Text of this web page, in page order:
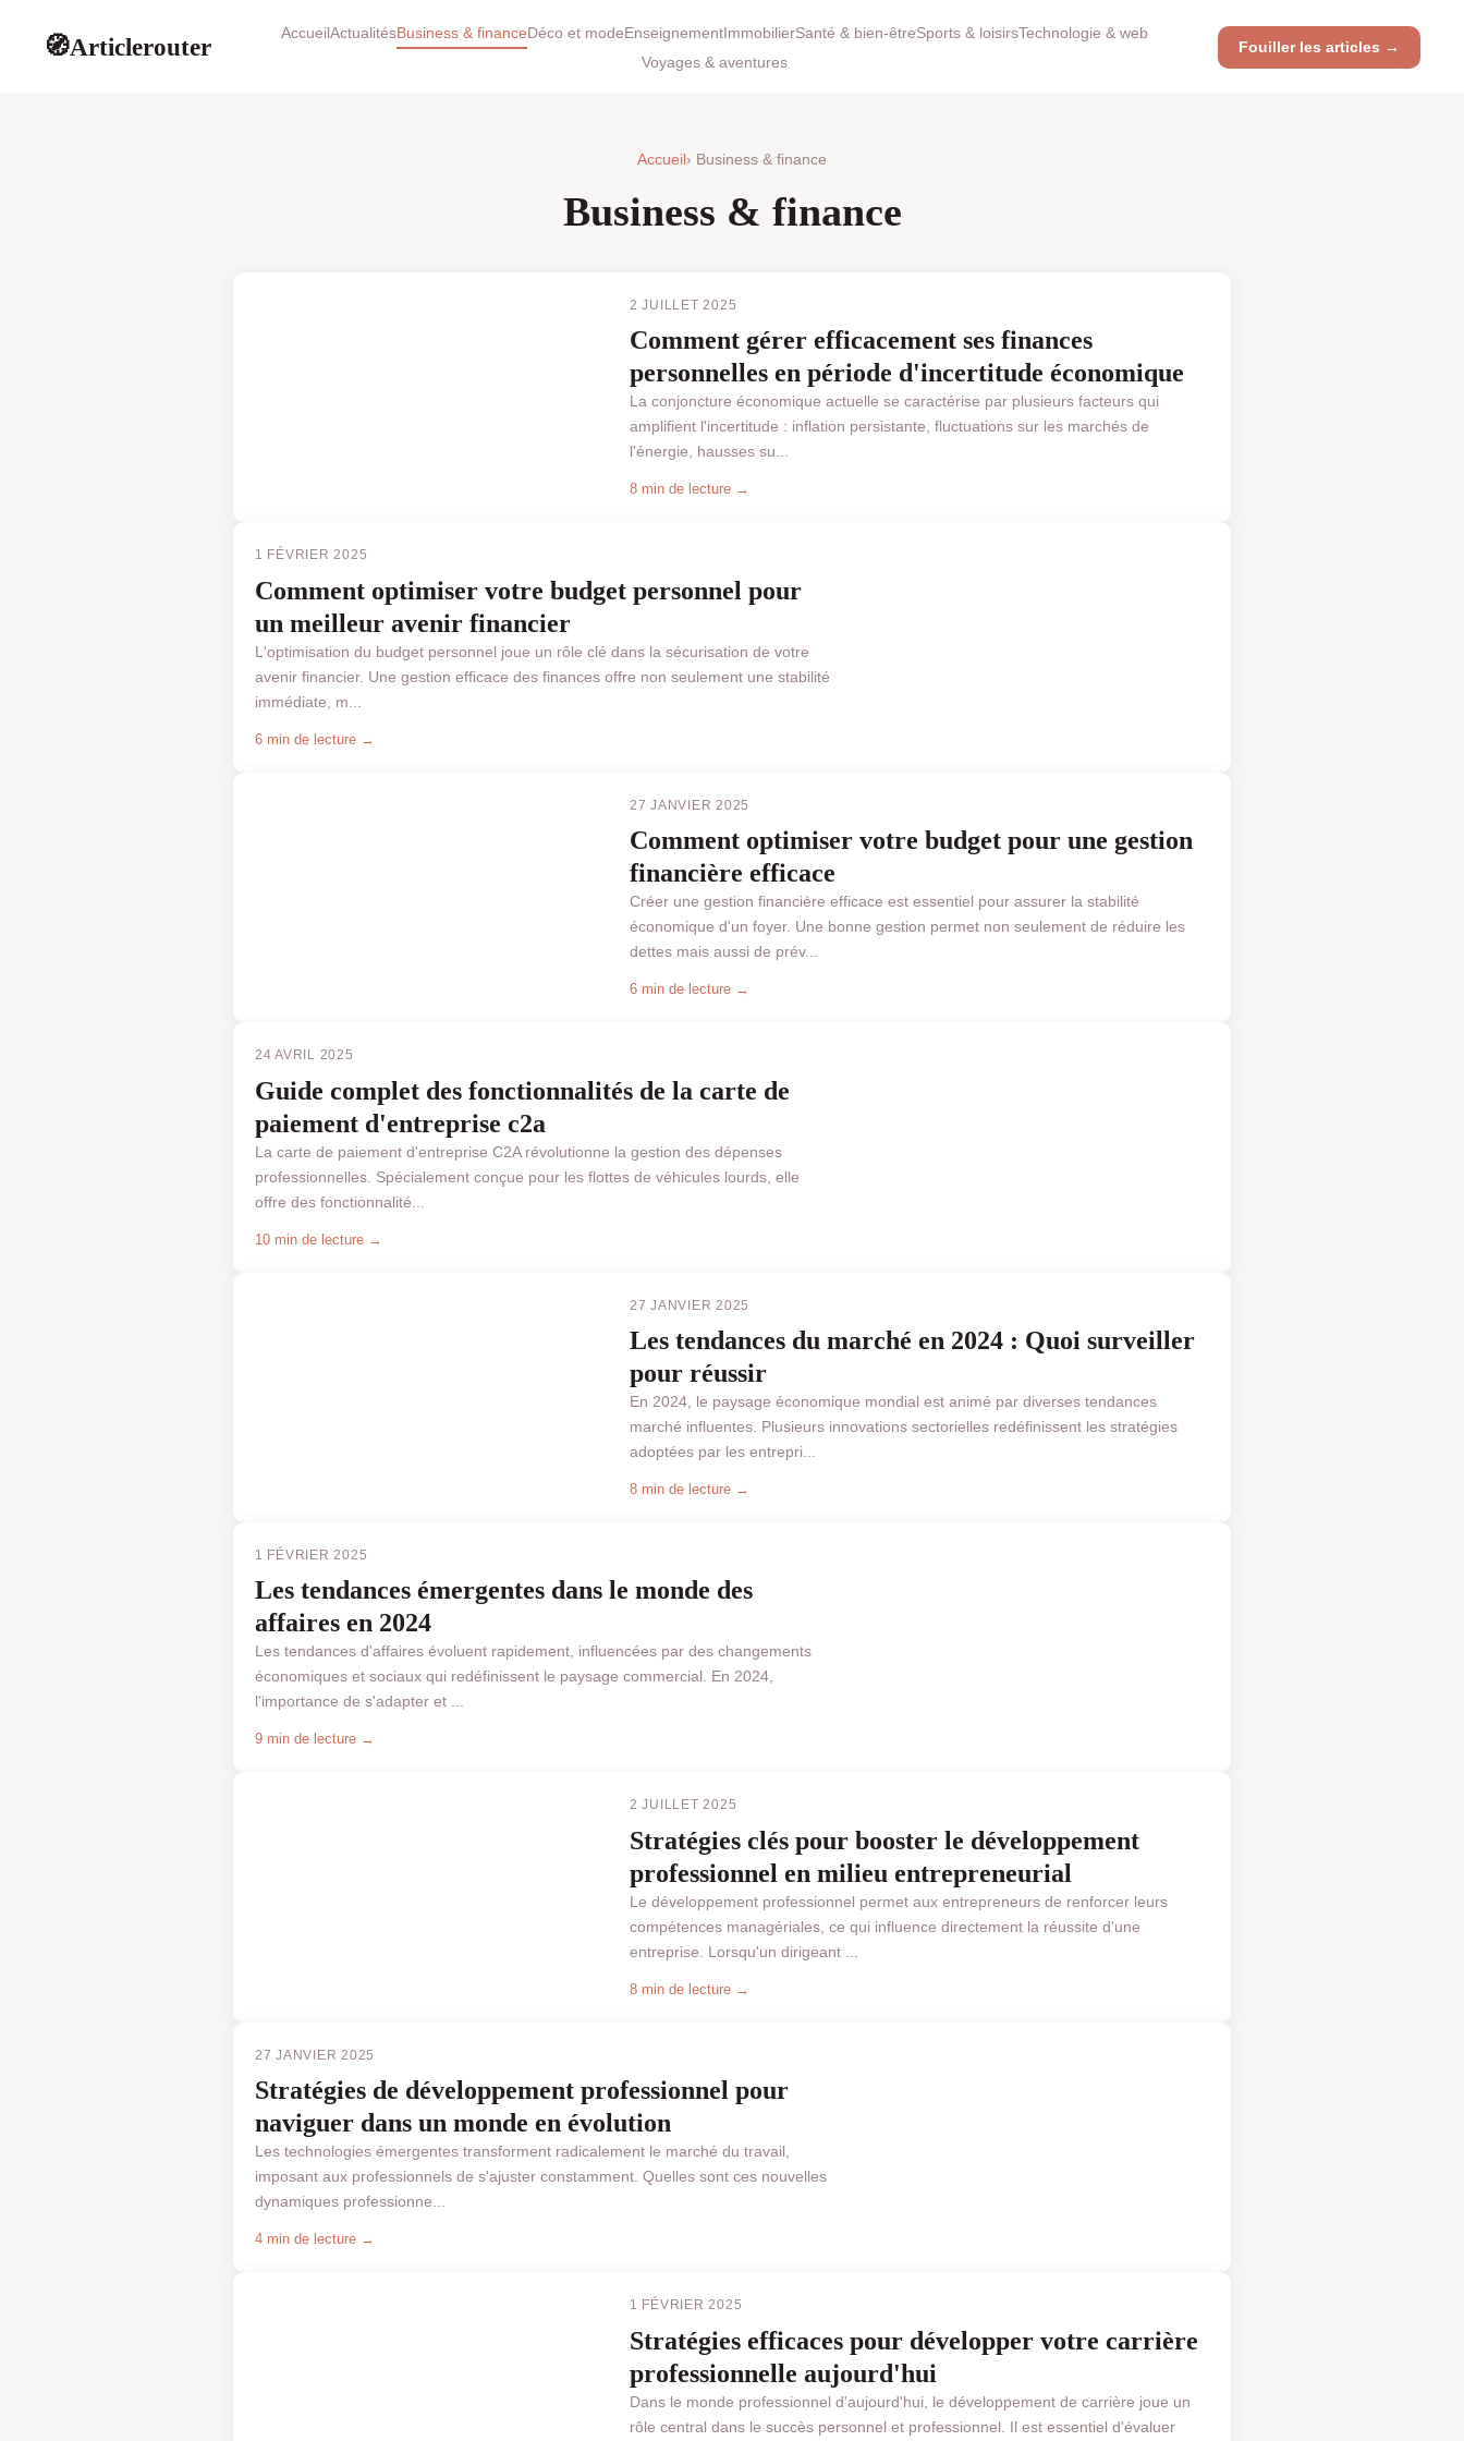
🧭Articlerouter AccueilActualitésBusiness & financeDéco et modeEnseignementImmobilierSanté & bien-êtreSports & loisirsTechnologie & web
Voyages & aventures
Fouiller les articles →
Accueil › Business & finance
Business & finance
2 JUILLET 2025
Comment gérer efficacement ses finances
personnelles en période d'incertitude économique
La conjoncture économique actuelle se caractérise par plusieurs facteurs qui
amplifient l'incertitude : inflation persistante, fluctuations sur les marchés de
l'énergie, hausses su...
8 min de lecture →
1 FÉVRIER 2025
Comment optimiser votre budget personnel pour
un meilleur avenir financier
L'optimisation du budget personnel joue un rôle clé dans la sécurisation de votre
avenir financier. Une gestion efficace des finances offre non seulement une stabilité
immédiate, m...
6 min de lecture →
27 JANVIER 2025
Comment optimiser votre budget pour une gestion
financière efficace
Créer une gestion financière efficace est essentiel pour assurer la stabilité
économique d'un foyer. Une bonne gestion permet non seulement de réduire les
dettes mais aussi de prév...
6 min de lecture →
24 AVRIL 2025
Guide complet des fonctionnalités de la carte de
paiement d'entreprise c2a
La carte de paiement d'entreprise C2A révolutionne la gestion des dépenses
professionnelles. Spécialement conçue pour les flottes de véhicules lourds, elle
offre des fonctionnalité...
10 min de lecture →
27 JANVIER 2025
Les tendances du marché en 2024 : Quoi surveiller
pour réussir
En 2024, le paysage économique mondial est animé par diverses tendances
marché influentes. Plusieurs innovations sectorielles redéfinissent les stratégies
adoptées par les entrepri...
8 min de lecture →
1 FÉVRIER 2025
Les tendances émergentes dans le monde des
affaires en 2024
Les tendances d'affaires évoluent rapidement, influencées par des changements
économiques et sociaux qui redéfinissent le paysage commercial. En 2024,
l'importance de s'adapter et ...
9 min de lecture →
2 JUILLET 2025
Stratégies clés pour booster le développement
professionnel en milieu entrepreneurial
Le développement professionnel permet aux entrepreneurs de renforcer leurs
compétences managériales, ce qui influence directement la réussite d'une
entreprise. Lorsqu'un dirigeant ...
8 min de lecture →
27 JANVIER 2025
Stratégies de développement professionnel pour
naviguer dans un monde en évolution
Les technologies émergentes transforment radicalement le marché du travail,
imposant aux professionnels de s'ajuster constamment. Quelles sont ces nouvelles
dynamiques professionne...
4 min de lecture →
1 FÉVRIER 2025
Stratégies efficaces pour développer votre carrière
professionnelle aujourd'hui
Dans le monde professionnel d'aujourd'hui, le développement de carrière joue un
rôle central dans le succès personnel et professionnel. Il est essentiel d'évaluer